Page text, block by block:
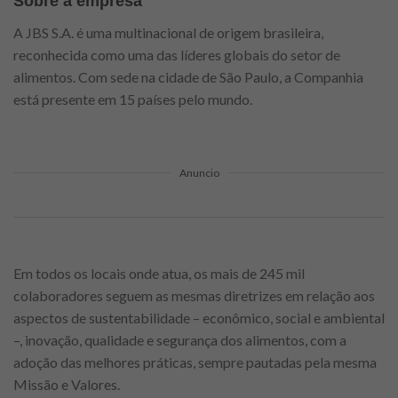
A JBS S.A. é uma multinacional de origem brasileira,
reconhecida como uma das líderes globais do setor de
alimentos. Com sede na cidade de São Paulo, a Companhia
está presente em 15 países pelo mundo.
Anuncio
Em todos os locais onde atua, os mais de 245 mil
colaboradores seguem as mesmas diretrizes em relação aos
aspectos de sustentabilidade – econômico, social e ambiental
–, inovação, qualidade e segurança dos alimentos, com a
adoção das melhores práticas, sempre pautadas pela mesma
Missão e Valores.